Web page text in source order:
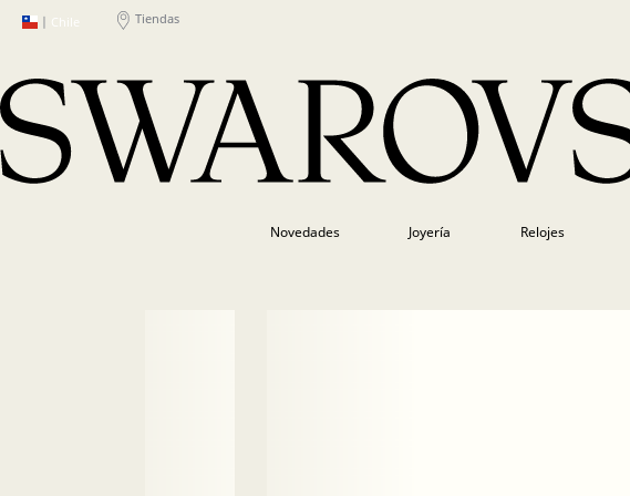
| Chile Tiendas
Novedades Joyería Relojes